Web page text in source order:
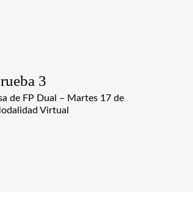
de FP Dual – Martes 17 de
Virtual